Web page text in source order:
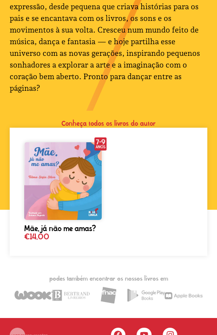
expressão, desde pequena que criava histórias para os
pais e se encantava com os livros, os sons e os
movimentos à sua volta. Cresceu num mundo feito de
música, dança e fantasia — e hoje partilha esse
universo com as novas gerações, inspirando pequenos
sonhadores a explorar a arte e a imaginação com o
coração bem aberto. Pronto para dançar entre as
páginas?
Conheça todos os livros do autor
Mãe, já não me amas?
€14,00
podes também encontrar os nossos livros em